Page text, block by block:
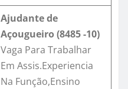
Ajudante de
Açougueiro (8485 -10)
Vaga Para Trabalhar
Em Assis.Experiencia
Na Função,Ensino